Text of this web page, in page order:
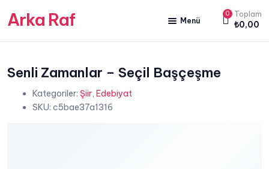
Arka Raf Menü
ANA SAYFA
HAKKIMIZDA
KİTAP SATIŞ
0 Toplam
₺0,00
Senli Zamanlar – Seçil Başçeşme
Kategoriler: Şiir, Edebiyat
SKU: c5bae37a1316